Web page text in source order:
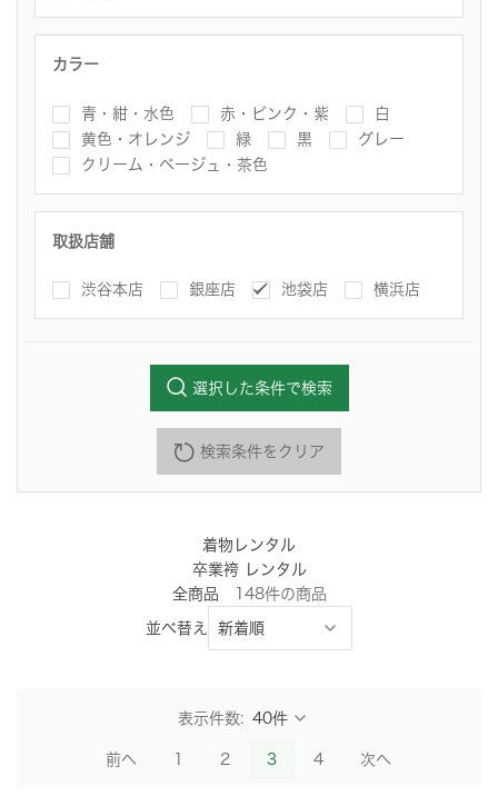
カラー
青・紺・水色 赤・ピンク・紫
白
黄色・オレンジ
緑 黒
グレー
クリーム・ベージュ・茶色
取扱店舗
渋谷本店 銀座店 池袋店 横浜店
検索条件をクリア
選択した条件で検索
着物レンタル
卒業袴 レンタル
全商品
148件の商品
並べ替え
表示件数:
前へ 2 3 4 次へ